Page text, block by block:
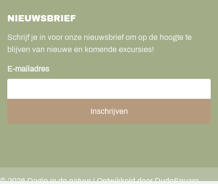
NIEUWSBRIEF
Schrijf je in voor onze nieuwsbrief om op de hoogte te
blijven van nieuwe en komende excursies!
E-mailadres
©2026Dagje in de natuur | Ontwikkeld door DudeSquare